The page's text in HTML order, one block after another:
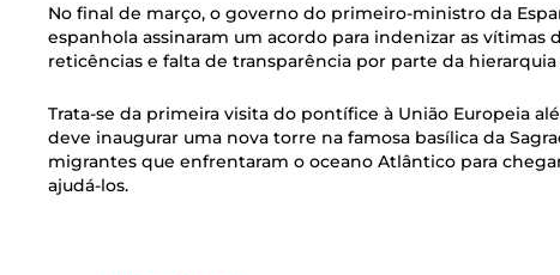
No final de março, o governo do primeiro-ministro da
espanhola assinaram um acordo para indenizar as vítimas
reticências e falta de transparência por parte da hierarquia
Trata-se da primeira visita do pontífice à União Europeia
deve inaugurar uma nova torre na famosa basílica da
migrantes que enfrentaram o oceano Atlântico para
ajudá-los.